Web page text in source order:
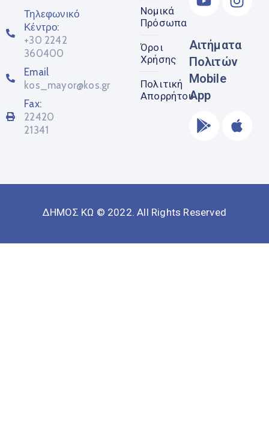
Τηλεφωνικό
Κέντρο:
+30 2242
360400
Email
kos_mayor@kos.gr
Fax:
22420
21341
Νομικά
Πρόσωπα
Όροι
Χρήσης
Πολιτική
Απορρήτου
Αιτήματα
Πολιτών
Mobile
App
ΔΗΜΟΣ ΚΩ © 2022. All Rights Reserved